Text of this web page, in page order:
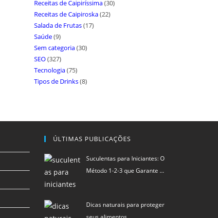
Receitas de Caipiríssima(30)
Receitas de Caipiroska(22)
Salada de Frutas(17)
Saúde(9)
Sem categoria(30)
SEO(327)
Tecnologia(75)
Tipos de Drinks(8)
ÚLTIMAS PUBLICAÇÕES
Suculentas para Iniciantes: O
Método 1-2-3 que Garante …
Dicas naturais para proteger